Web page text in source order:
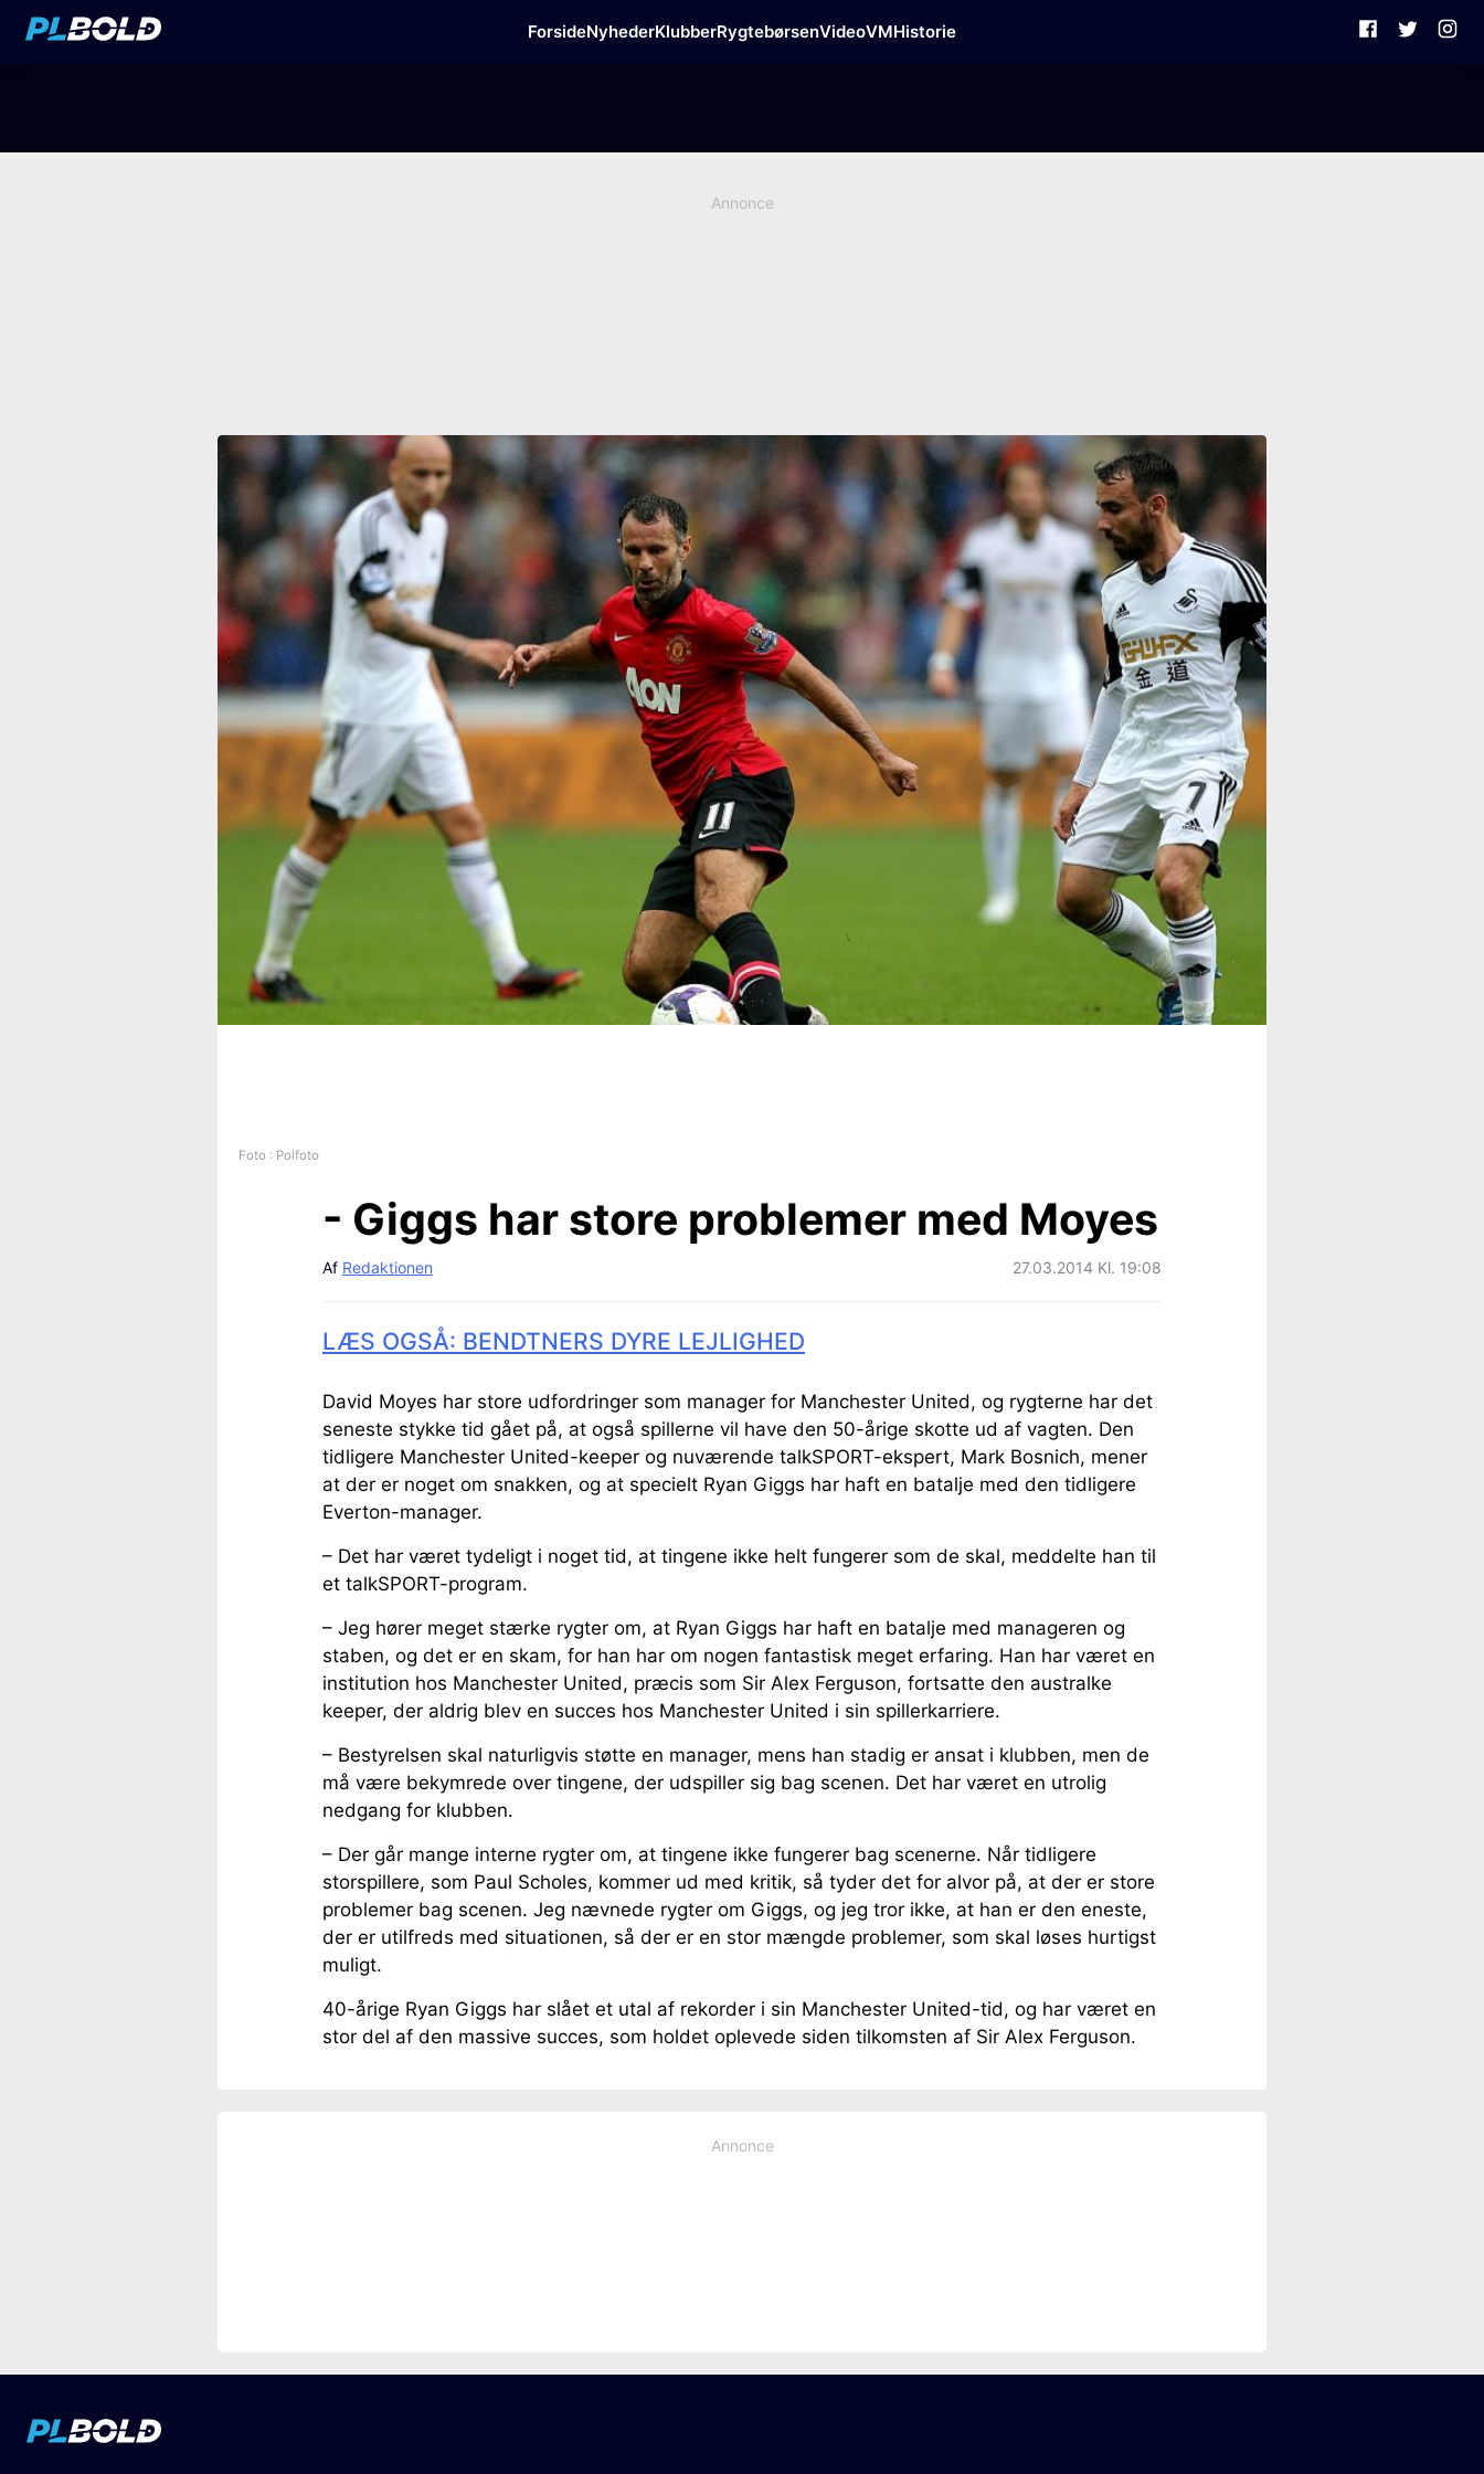
ForsideNyhederKlubberRygtebørsenVideoVMHistorie
Annonce
Foto : Polfoto
- Giggs har store problemer med Moyes
Af Redaktionen 27.03.2014 Kl. 19:08
LÆS OGSÅ: BENDTNERS DYRE LEJLIGHED
David Moyes har store udfordringer som manager for Manchester United, og rygterne har det
seneste stykke tid gået på, at også spillerne vil have den 50-årige skotte ud af vagten. Den
tidligere Manchester United-keeper og nuværende talkSPORT-ekspert, Mark Bosnich, mener
at der er noget om snakken, og at specielt Ryan Giggs har haft en batalje med den tidligere
Everton-manager.
– Det har været tydeligt i noget tid, at tingene ikke helt fungerer som de skal, meddelte han til
et talkSPORT-program.
– Jeg hører meget stærke rygter om, at Ryan Giggs har haft en batalje med manageren og
staben, og det er en skam, for han har om nogen fantastisk meget erfaring. Han har været en
institution hos Manchester United, præcis som Sir Alex Ferguson, fortsatte den australke
keeper, der aldrig blev en succes hos Manchester United i sin spillerkarriere.
– Bestyrelsen skal naturligvis støtte en manager, mens han stadig er ansat i klubben, men de
må være bekymrede over tingene, der udspiller sig bag scenen. Det har været en utrolig
nedgang for klubben.
– Der går mange interne rygter om, at tingene ikke fungerer bag scenerne. Når tidligere
storspillere, som Paul Scholes, kommer ud med kritik, så tyder det for alvor på, at der er store
problemer bag scenen. Jeg nævnede rygter om Giggs, og jeg tror ikke, at han er den eneste,
der er utilfreds med situationen, så der er en stor mængde problemer, som skal løses hurtigst
muligt.
40-årige Ryan Giggs har slået et utal af rekorder i sin Manchester United-tid, og har været en
stor del af den massive succes, som holdet oplevede siden tilkomsten af Sir Alex Ferguson.
Annonce